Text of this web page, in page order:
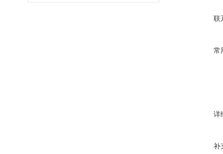
联
常
详
补